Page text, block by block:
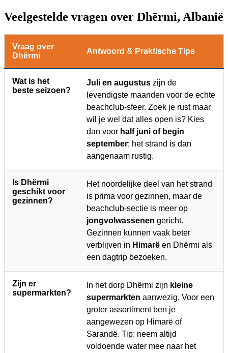
Veelgestelde vragen over Dhërmi, Albanië
Vraag over
Dhërmi
Antwoord & Praktische Tips
Wat is het
beste seizoen?
Juli en augustus zijn de
levendigste maanden voor de echte
beachclub-sfeer. Zoek je rust maar
wil je wel dat alles open is? Kies
dan voor half juni of begin
september; het strand is dan
aangenaam rustig.
Is Dhërmi
geschikt voor
gezinnen?
Het noordelijke deel van het strand
is prima voor gezinnen, maar de
beachclub-sectie is meer op
jongvolwassenen gericht.
Gezinnen kunnen vaak beter
verblijven in Himarë en Dhërmi als
een dagtrip bezoeken.
Zijn er
supermarkten?
In het dorp Dhërmi zijn kleine
supermarkten aanwezig. Voor een
groter assortiment ben je
aangewezen op Himarë of
Sarandë. Tip: neem altijd
voldoende water mee naar het